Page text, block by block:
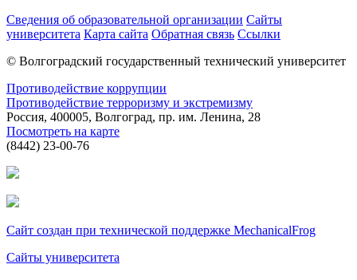
Сведения об образовательной организации Сайты
университета Карта сайта Обратная связь Ссылки
© Волгоградский государственный технический университет
Противодействие коррупции
Противодействие терроризму и экстремизму
Россия, 400005, Волгоград, пр. им. Ленина, 28
Посмотреть на карте
(8442) 23-00-76
Сайт создан при технической поддержке MechanicalFrog
Сайты университета